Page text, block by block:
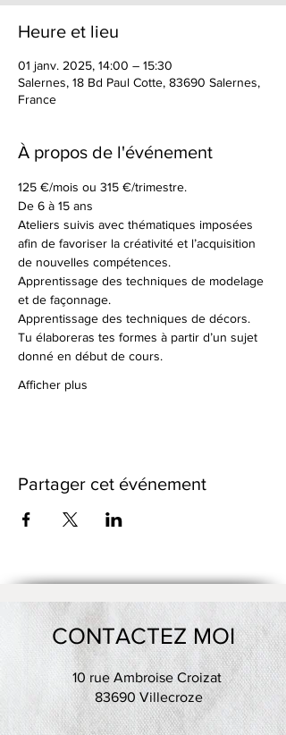
Heure et lieu
01 janv. 2025, 14:00 – 15:30
Salernes, 18 Bd Paul Cotte, 83690 Salernes,
France
À propos de l'événement
125 €/mois ou 315 €/trimestre.
De 6 à 15 ans
Ateliers suivis avec thématiques imposées
afin de favoriser la créativité et l’acquisition
de nouvelles compétences.
Apprentissage des techniques de modelage
et de façonnage.
Apprentissage des techniques de décors.
Tu élaboreras tes formes à partir d’un sujet
donné en début de cours.
Afficher plus
Partager cet événement
CONTACTEZ MOI
10 rue Ambroise Croizat
83690 Villecroze